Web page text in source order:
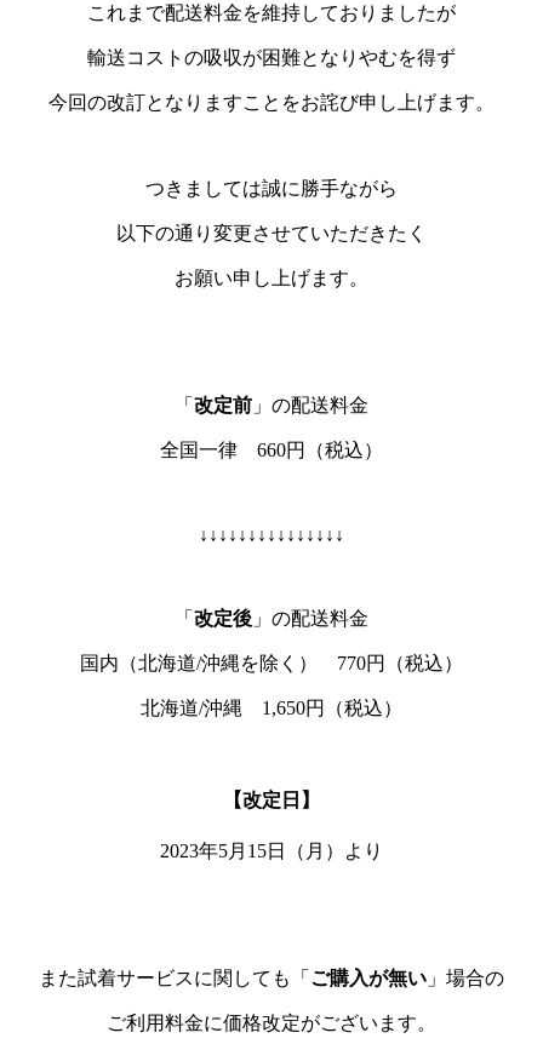
これまで配送料金を維持しておりましたが
輸送コストの吸収が困難となりやむを得ず
今回の改訂となりますことをお詫び申し上げます。
つきましては誠に勝手ながら
以下の通り変更させていただきたく
お願い申し上げます。
「 改定前 」の配送料金
全国一律 660円（税込）
↓↓↓↓↓↓↓↓↓↓↓↓↓↓↓
「 改定後 」の配送料金
国内（北海道/沖縄を除く） 770円（税込）
北海道/沖縄 1,650円（税込）
【改定日】
2023年5月15日（月）より
また試着サービスに関しても「 ご購入が無い 」場合の
ご利用料金に価格改定がございます。